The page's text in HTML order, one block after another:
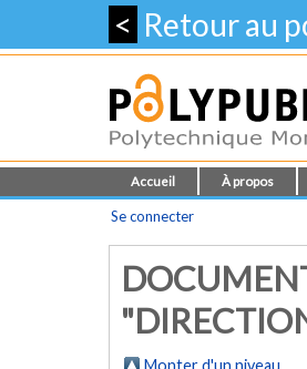
< Retour au
Accueil À propos
Se connecter
Monter d'un niveau